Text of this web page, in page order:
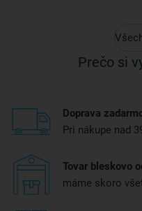
Prečo si
Doprava
Pri nákupe nad
Tovar bleskovo
máme skoro